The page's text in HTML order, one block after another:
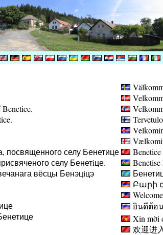
посвященного селу Бенетице
селу Бенетiце.
вёсцы Бенэцiцэ
Benetise
Բարի
ยินดีต้อ
Xin mời
欢迎进